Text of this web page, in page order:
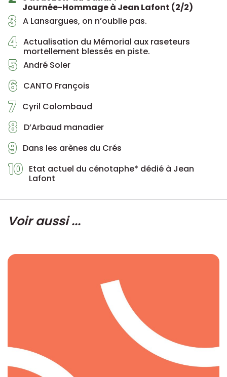
Journée-Hommage à Jean Lafont (2/2)
3 A Lansargues, on n’oublie pas.
4 Actualisation du Mémorial aux raseteurs
mortellement blessés en piste.
5 André Soler
6 CANTO François
7 Cyril Colombaud
8 D’Arbaud manadier
9 Dans les arènes du Crés
10 Etat actuel du cénotaphe* dédié à Jean
Lafont
Voir aussi ...